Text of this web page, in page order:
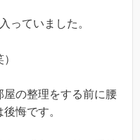
っていました。
の整理をする前に腰
悔です。